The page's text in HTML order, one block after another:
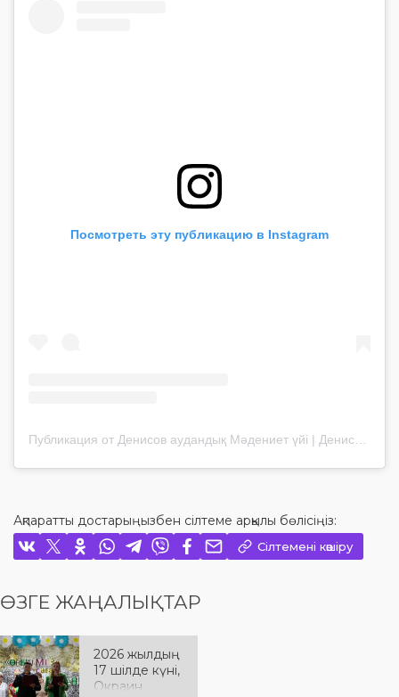
Посмотреть эту публикацию в Instagram
Ақпаратты достарыңызбен сілтеме арқылы бөлісіңіз:
Сілтемені көшіру
ӨЗГЕ ЖАҢАЛЫҚТАР
2026 жылдың
17 шілде күні,
Окраин